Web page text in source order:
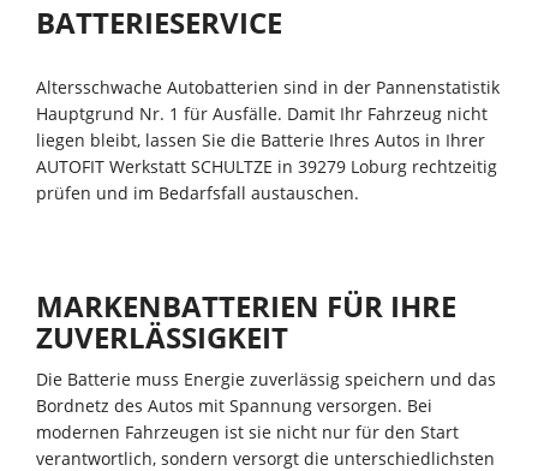
BATTERIESERVICE
Altersschwache Autobatterien sind in der Pannenstatistik
Hauptgrund Nr. 1 für Ausfälle. Damit Ihr Fahrzeug nicht
liegen bleibt, lassen Sie die Batterie Ihres Autos in Ihrer
AUTOFIT Werkstatt SCHULTZE in 39279 Loburg rechtzeitig
prüfen und im Bedarfsfall austauschen.
MARKENBATTERIEN FÜR IHRE
ZUVERLÄSSIGKEIT
Die Batterie muss Energie zuverlässig speichern und das
Bordnetz des Autos mit Spannung versorgen. Bei
modernen Fahrzeugen ist sie nicht nur für den Start
verantwortlich, sondern versorgt die unterschiedlichsten